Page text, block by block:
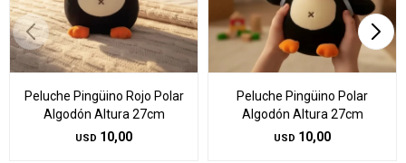
Peluche Pingüino Rojo Polar
Algodón Altura 27cm
USD 10,00
Peluche Pingüino Polar
Algodón Altura 27cm
USD 10,00